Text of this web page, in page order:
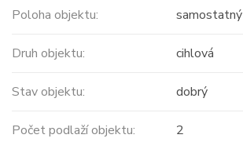
Poloha objektu: samostatný
Druh objektu: cihlová
Stav objektu: dobrý
Počet podlaží objektu: 2